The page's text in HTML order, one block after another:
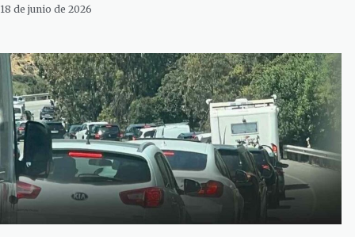
18 de junio de 2026